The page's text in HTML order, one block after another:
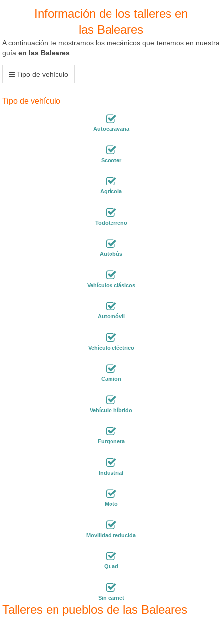
Información de los talleres en
las Baleares
A continuación te mostramos los mecánicos que tenemos en nuestra
guía en las Baleares
Tipo de vehículo
Tipo de vehículo
Autocaravana
Scooter
Agrícola
Todoterreno
Autobús
Vehículos clásicos
Automóvil
Vehículo eléctrico
Camion
Vehículo híbrido
Furgoneta
Industrial
Moto
Movilidad reducida
Quad
Sin carnet
Talleres en pueblos de las Baleares